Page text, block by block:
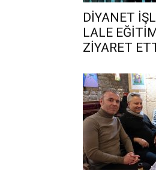
DİYANET
LALE
ZİYARET